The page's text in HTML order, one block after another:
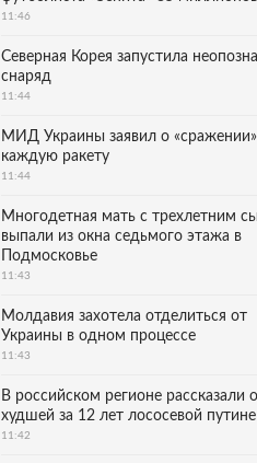
11:46
Северная Корея запустила
снаряд
11:44
МИД Украины заявил о «сражении»
каждую ракету
11:44
Многодетная мать с трехлетним
выпали из окна седьмого этажа в
Подмосковье
11:43
Молдавия захотела отделиться от
Украины в одном процессе
11:43
В российском регионе рассказали о
худшей за 12 лет лососевой путине
11:42